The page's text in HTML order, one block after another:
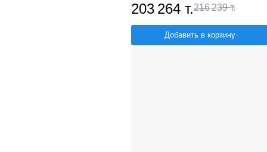
203 264 т.216 239 т.
Добавить в корзину